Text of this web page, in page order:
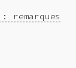
remarques